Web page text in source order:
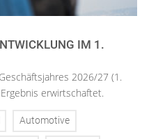
IM 1.
2026/27 (1.
erwirtschaftet.
Automotive